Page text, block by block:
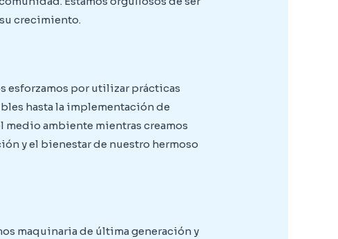
crecimiento.
esforzamos por utilizar prácticas
hasta la implementación de
ambiente mientras creamos
y el bienestar de nuestro hermoso
maquinaria de última generación y